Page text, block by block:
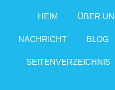
HEIM ÜBER
NACHRICHT BLOG
SEITENVERZEICHNIS